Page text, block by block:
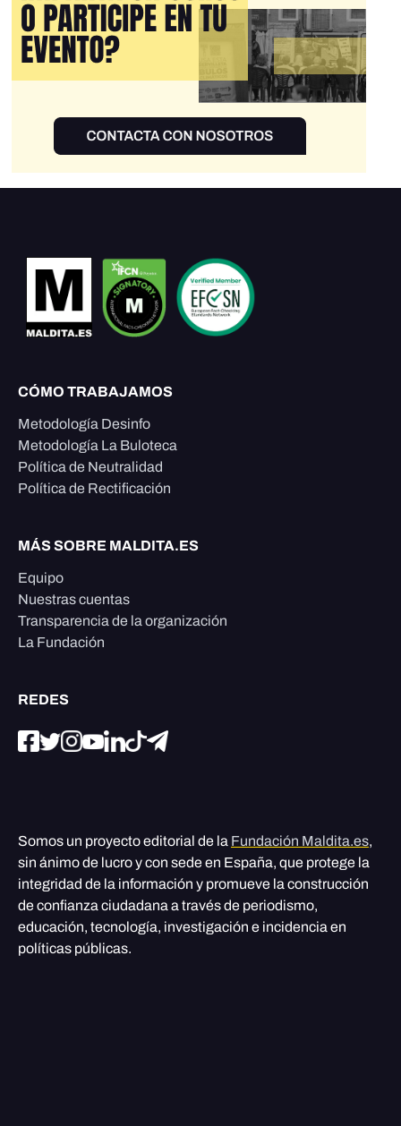
CÓMO TRABAJAMOS
Metodología Desinfo
Metodología La Buloteca
Política de Neutralidad
Política de Rectificación
MÁS SOBRE MALDITA.ES
Equipo
Nuestras cuentas
Transparencia de la organización
La Fundación
REDES
Somos un proyecto editorial de la Fundación Maldita.es,
sin ánimo de lucro y con sede en España, que protege la
integridad de la información y promueve la construcción
de confianza ciudadana a través de periodismo,
educación, tecnología, investigación e incidencia en
políticas públicas.